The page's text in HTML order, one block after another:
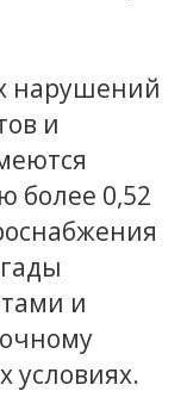
нарушений
и
более 0,52
и
условиях.